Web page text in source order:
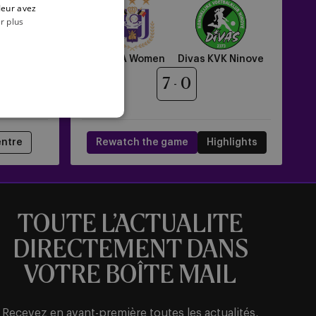
RSCA Women
7 0
Divas KVK Ninove
Rewatch the game Highlights
TOUTE L’ACTUALITE
DIRECTEMENT DANS
VOTRE BOÎTE MAIL
Recevez en avant-première toutes les actualités,
avez
plus